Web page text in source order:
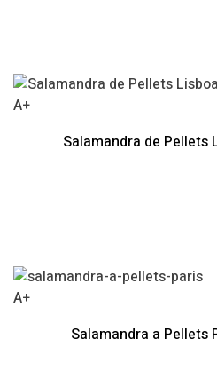
A+
Salamandra de Pellets
A+
Salamandra a Pellets